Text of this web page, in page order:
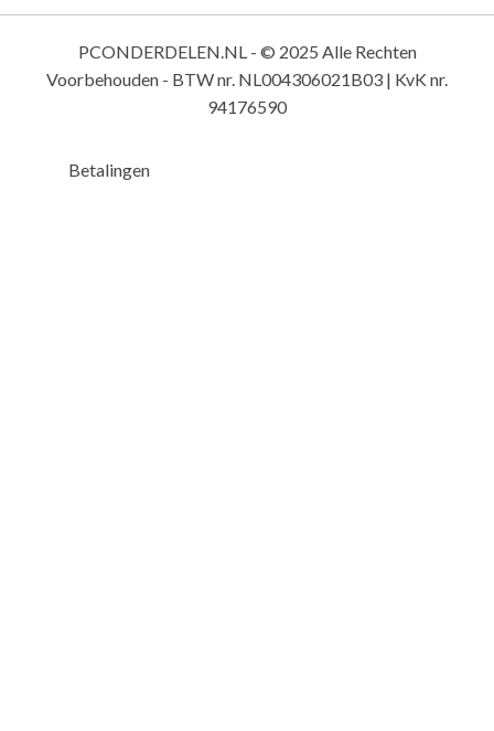
PCONDERDELEN.NL - © 2025 Alle Rechten
Voorbehouden - BTW nr. NL004306021B03 | KvK nr.
94176590
Betalingen